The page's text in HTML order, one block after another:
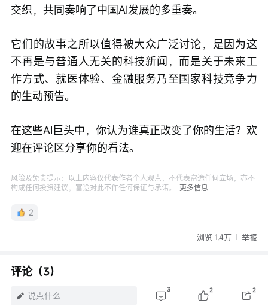
交织，共同奏响了中国AI发展的多重奏。
它们的故事之所以值得被大众广泛讨论，是因为这
不再是与普通人无关的科技新闻，而是关于未来工
作方式、就医体验、金融服务乃至国家科技竞争力
的生动预告。
在这些AI巨头中，你认为谁真正改变了你的生活？欢
迎在评论区分享你的看法。
风险及免责提示：以上内容仅代表作者个人观点，不代表富途任何立场，亦不
构成任何投资建议，富途对此不作任何保证与承诺。
更多信息
2
浏览 1.4万 举报
评论（3）
登录发表评论
说点什么
3 2 2